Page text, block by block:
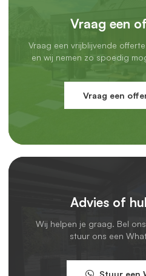
Vraag een
Vraag een vrijblijvende
en wij nemen zo spoedig
Vraag een
Advies of
Wij helpen je graag. Bel
stuur ons een
Stuur een